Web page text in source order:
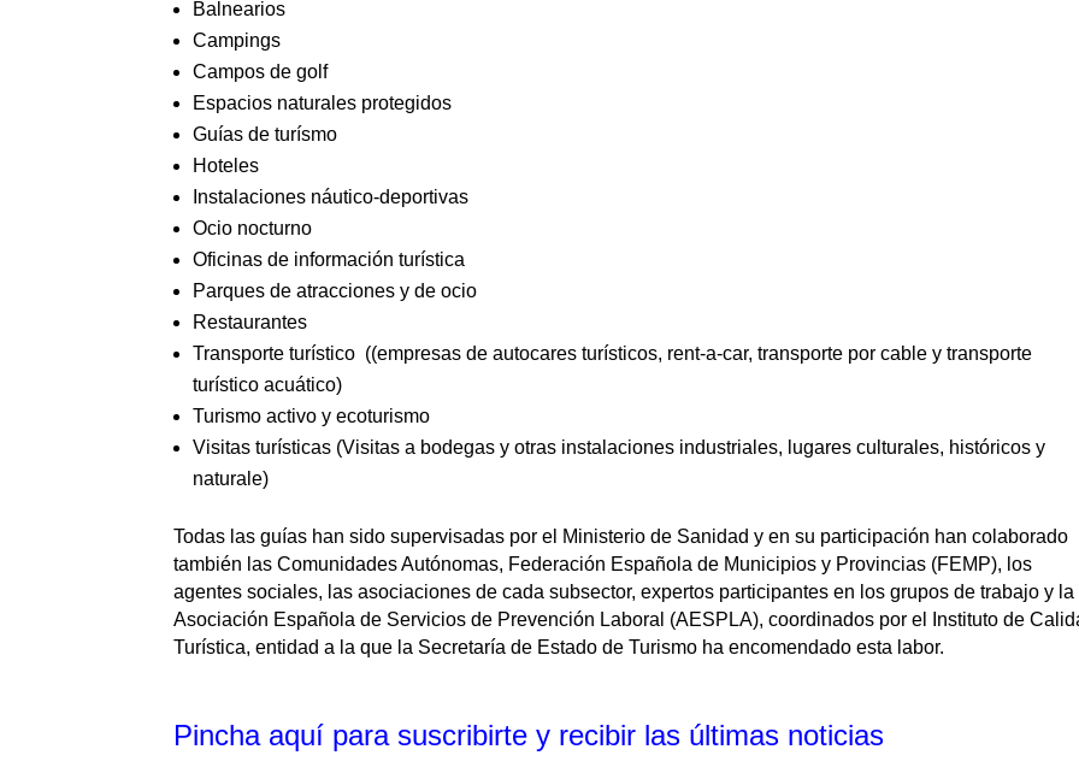
Balnearios
Campings
Campos de golf
Espacios naturales protegidos
Guías de turísmo
Hoteles
Instalaciones náutico-deportivas
Ocio nocturno
Oficinas de información turística
Parques de atracciones y de ocio
Restaurantes
Transporte turístico ((empresas de autocares turísticos, rent-a-car, transporte por cable y transporte
turístico acuático)
Turismo activo y ecoturismo
Visitas turísticas (Visitas a bodegas y otras instalaciones industriales, lugares culturales, históricos y
naturale)
Todas las guías han sido supervisadas por el Ministerio de Sanidad y en su participación han colaborado
también las Comunidades Autónomas, Federación Española de Municipios y Provincias (FEMP), los
agentes sociales, las asociaciones de cada subsector, expertos participantes en los grupos de trabajo y la
Asociación Española de Servicios de Prevención Laboral (AESPLA), coordinados por el Instituto de
Turística, entidad a la que la Secretaría de Estado de Turismo ha encomendado esta labor.
Pincha aquí para suscribirte y recibir las últimas noticias